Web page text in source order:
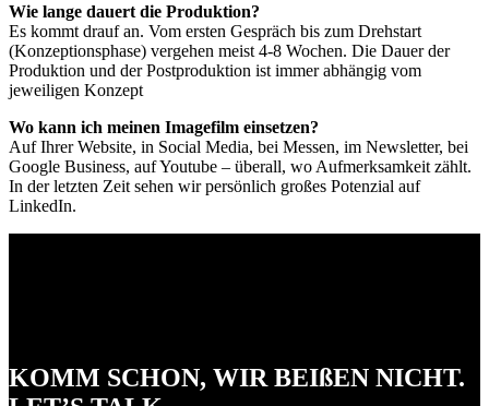
Wie lange dauert die Produktion?
Es kommt drauf an. Vom ersten Gespräch bis zum Drehstart
(Konzeptionsphase) vergehen meist 4-8 Wochen. Die Dauer der
Produktion und der Postproduktion ist immer abhängig vom
jeweiligen Konzept
Wo kann ich meinen Imagefilm einsetzen?
Auf Ihrer Website, in Social Media, bei Messen, im Newsletter, bei
Google Business, auf Youtube – überall, wo Aufmerksamkeit zählt.
In der letzten Zeit sehen wir persönlich großes Potenzial auf
LinkedIn.
KOMM SCHON, WIR BEIßEN NICHT.